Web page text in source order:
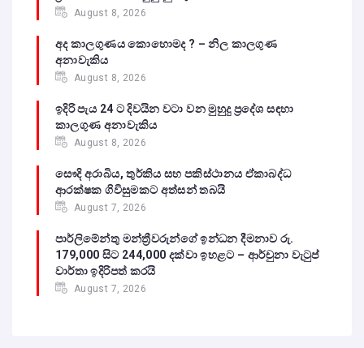
August 8, 2026
අද කාලගුණය කොහොමද ? – නිල කාලගුණ
අනාවැකිය
August 8, 2026
ඉදිරි පැය 24 ට දිවයින වටා වන මුහුදු ප්‍රදේශ සඳහා
කාලගුණ අනාවැකිය
August 8, 2026
සෞදි අරාබිය, තුර්කිය සහ පකිස්ථානය ඒකාබද්ධ
ආරක්ෂක ගිවිසුමකට අත්සන් තබයි
August 7, 2026
පාර්ලිමේන්තු මන්ත්‍රීවරුන්ගේ ඉන්ධන දීමනාව රු.
179,000 සිට 244,000 දක්වා ඉහළට – ආර්චුනා වැටුප්
වාර්තා ඉදිරිපත් කරයි
August 7, 2026